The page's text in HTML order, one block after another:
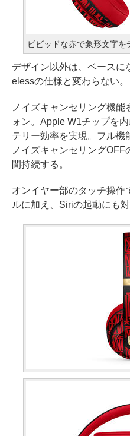
ビビッドな赤で象形文字を
デザイン以外は、ベースに
elessの仕様と変わらない。
ノイズキャンセリング機
ォン。Apple W1チップを
テリー効率を実現。フル機
ノイズキャンセリング
間持続する。
オンイヤー部のタッチ操作
ルに加え、Siriの起動にも